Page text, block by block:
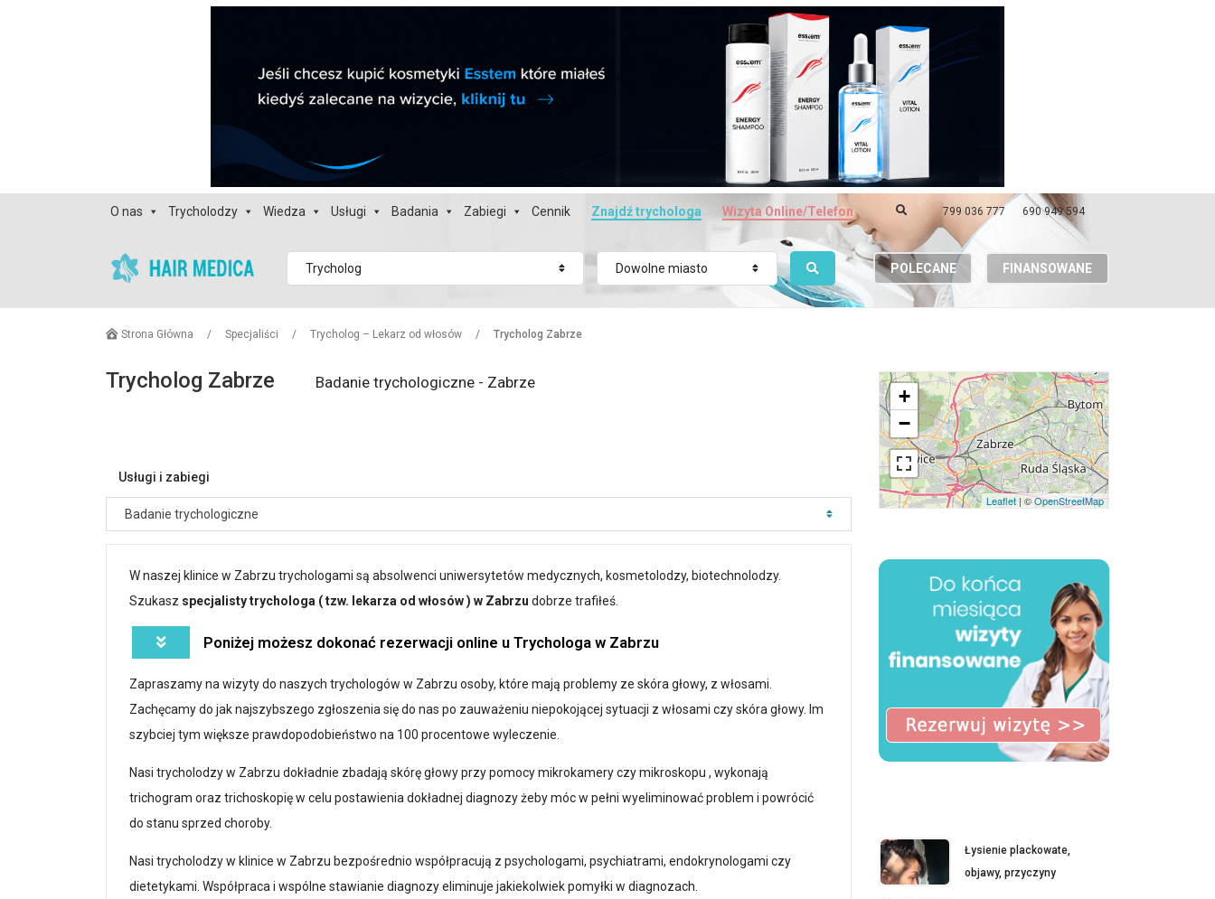
O nas Trycholodzy Wiedza Usługi Badania Zabiegi Cennik Znajdź trychologa Wizyta Online/Telefon 799 036 777 690 949 594
Trycholog Dowolne miasto POLECANE FINANSOWANE
Strona Główna / Specjaliści / Trycholog – Lekarz od włosów / Trycholog Zabrze
Trycholog Zabrze Badanie trychologiczne - Zabrze
Usługi i zabiegi
Badanie trychologiczne
W naszej klinice w Zabrzu trychologami są absolwenci uniwersytetów medycznych, kosmetolodzy, biotechnolodzy.
Szukasz specjalisty trychologa ( tzw. lekarza od włosów ) w Zabrzu dobrze trafiłeś.
Poniżej możesz dokonać rezerwacji online u Trychologa w Zabrzu
Zapraszamy na wizyty do naszych trychologów w Zabrzu osoby, które mają problemy ze skóra głowy, z włosami.
Zachęcamy do jak najszybszego zgłoszenia się do nas po zauważeniu niepokojącej sytuacji z włosami czy skóra głowy. Im
szybciej tym większe prawdopodobieństwo na 100 procentowe wyleczenie.
Nasi trycholodzy w Zabrzu dokładnie zbadają skórę głowy przy pomocy mikrokamery czy mikroskopu , wykonają
trichogram oraz trichoskopię w celu postawienia dokładnej diagnozy żeby móc w pełni wyeliminować problem i powrócić
do stanu sprzed choroby.
Nasi trycholodzy w klinice w Zabrzu bezpośrednio współpracują z psychologami, psychiatrami, endokrynologami czy
dietetykami. Współpraca i wspólne stawianie diagnozy eliminuje jakiekolwiek pomyłki w diagnozach.
+
−
Leaflet | ©OpenStreetMap
Łysienie plackowate,
objawy, przyczyny